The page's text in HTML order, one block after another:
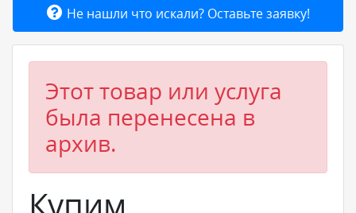
Добавить товар или услугу
Не нашли что искали? Оставьте заявку!
Этот товар или услуга
была перенесена в
архив.